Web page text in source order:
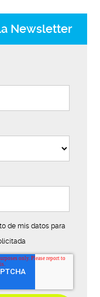
Newsletter
de mis datos para